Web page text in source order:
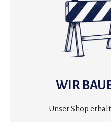
WIR
Unser Shop